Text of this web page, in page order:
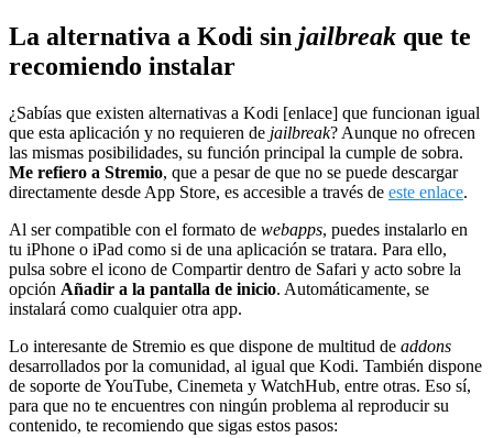
La alternativa a Kodi sin jailbreak que te
recomiendo instalar
¿Sabías que existen alternativas a Kodi [enlace] que funcionan igual
que esta aplicación y no requieren de jailbreak? Aunque no ofrecen
las mismas posibilidades, su función principal la cumple de sobra.
Me refiero a Stremio, que a pesar de que no se puede descargar
directamente desde App Store, es accesible a través de este enlace.
Al ser compatible con el formato de webapps, puedes instalarlo en
tu iPhone o iPad como si de una aplicación se tratara. Para ello,
pulsa sobre el icono de Compartir dentro de Safari y acto sobre la
opción Añadir a la pantalla de inicio. Automáticamente, se
instalará como cualquier otra app.
Lo interesante de Stremio es que dispone de multitud de addons
desarrollados por la comunidad, al igual que Kodi. También dispone
de soporte de YouTube, Cinemeta y WatchHub, entre otras. Eso sí,
para que no te encuentres con ningún problema al reproducir su
contenido, te recomiendo que sigas estos pasos: